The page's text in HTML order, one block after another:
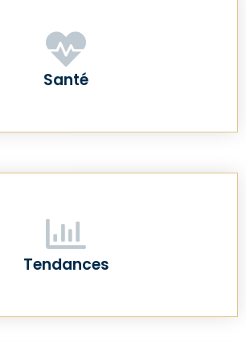
Santé
Tendances